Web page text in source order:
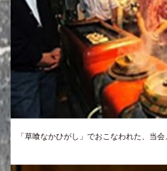
「草喰なかひがし」でおこなわれた、当